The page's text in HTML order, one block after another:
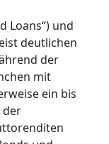
Loans“) und
deutlichen
der
mit
ein bis
der